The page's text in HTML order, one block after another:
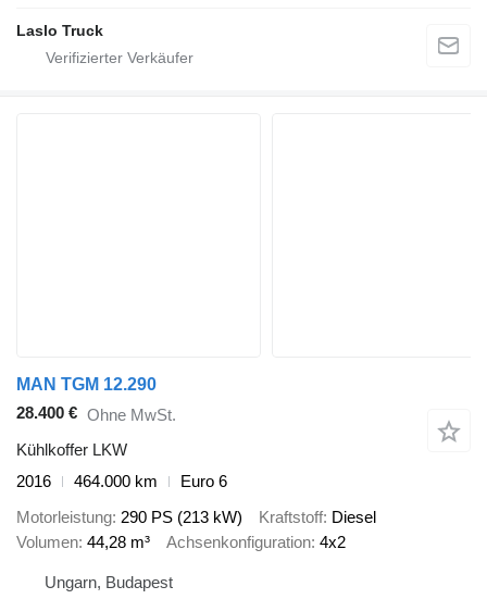
Laslo Truck
MAN TGM 12.290
28.400 € Ohne MwSt.
Kühlkoffer LKW
2016
464.000 km
Euro 6
Motorleistung 290 PS (213 kW) Kraftstoff Diesel
Volumen 44,28 m³ Achsenkonfiguration 4x2
Ungarn, Budapest